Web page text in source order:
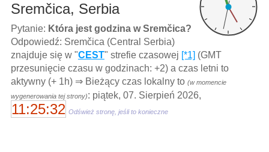
Sremčica, Serbia
Pytanie: Która jest godzina w Sremčica?
Odpowiedź: Sremčica (Central Serbia)
znajduje się w "CEST" strefie czasowej [*1] (GMT
przesunięcie czasu w godzinach: +2) a czas letni to
aktywny (+ 1h) ⇒ Bieżący czas lokalny to (w momencie
wygenerowania tej strony): piątek, 07. Sierpień 2026,
11:25:32 Odśwież stronę, jeśli to konieczne